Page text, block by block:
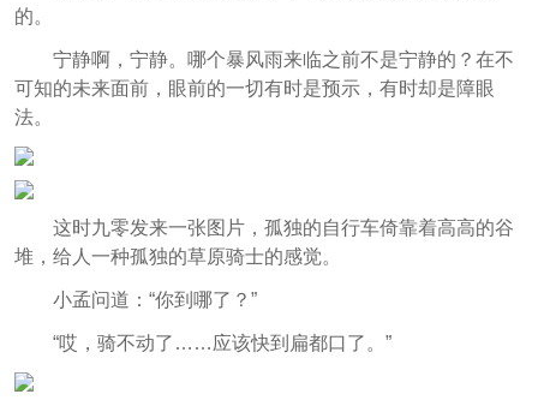
的。
宁静啊，宁静。哪个暴风雨来临之前不是宁静的？在不
可知的未来面前，眼前的一切有时是预示，有时却是障眼
法。
这时九零发来一张图片，孤独的自行车倚靠着高高的谷
堆，给人一种孤独的草原骑士的感觉。
小孟问道：“你到哪了？”
“哎，骑不动了……应该快到扁都口了。”